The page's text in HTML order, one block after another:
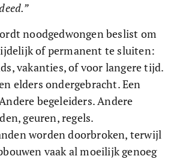
noodgedwongen beslist om
of permanent te sluiten:
vakanties, of voor langere tijd.
elders ondergebracht. Een
begeleiders. Andere
geuren, regels.
worden doorbroken, terwijl
vaak al moeilijk genoeg